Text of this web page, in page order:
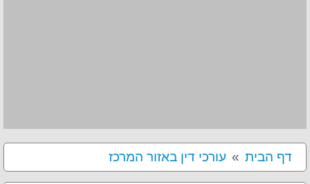
דף הבית עורכי דין באזור המרכז